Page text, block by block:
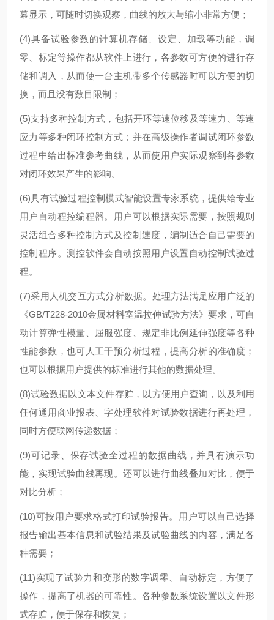
幕显示，可随时切换观察，曲线的放大与缩小非常方便；
(4)具备试验参数的计算机存储、设定、加载等功能，调
零、标定等操作都从软件上进行，各参数可方便的进行存
储和调入，从而使一台主机带多个传感器时可以方便的切
换，而且没有数目限制；
(5)支持多种控制方式，包括开环等速位移及等速力、等速
应力等多种闭环控制方式；并在高级操作者调试闭环参数
过程中给出标准参考曲线，从而使用户实际观察到各参数
对闭环效果产生的影响。
(6)具有试验过程控制模式智能设置专家系统，提供给专业
用户自动程控编程器。用户可以根据实际需要，按照规则
灵活组合多种控制方式及控制速度，编制适合自己需要的
控制程序。测控软件会自动按照用户设置自动控制试验过
程。
(7)采用人机交互方式分析数据。处理方法满足应用广泛的
《GB/T228-2010金属材料室温拉伸试验方法》要求，可自
动计算弹性模量、屈服强度、规定非比例延伸强度等各种
性能参数，也可人工干预分析过程，提高分析的准确度；
也可以根据用户提供的标准进行其他的数据处理。
(8)试验数据以文本文件存贮，以方便用户查询，以及利用
任何通用商业报表、字处理软件对试验数据进行再处理，
同时方便联网传递数据；
(9)可记录、保存试验全过程的数据曲线，并具有演示功
能，实现试验曲线再现。还可以进行曲线叠加对比，便于
对比分析；
(10)可按用户要求格式打印试验报告。用户可以自己选择
报告输出基本信息和试验结果及试验曲线的内容，满足各
种需要；
(11)实现了试验力和变形的数字调零、自动标定，方便了
操作，提高了机器的可靠性。各种参数系统设置以文件形
式存贮，便于保存和恢复；